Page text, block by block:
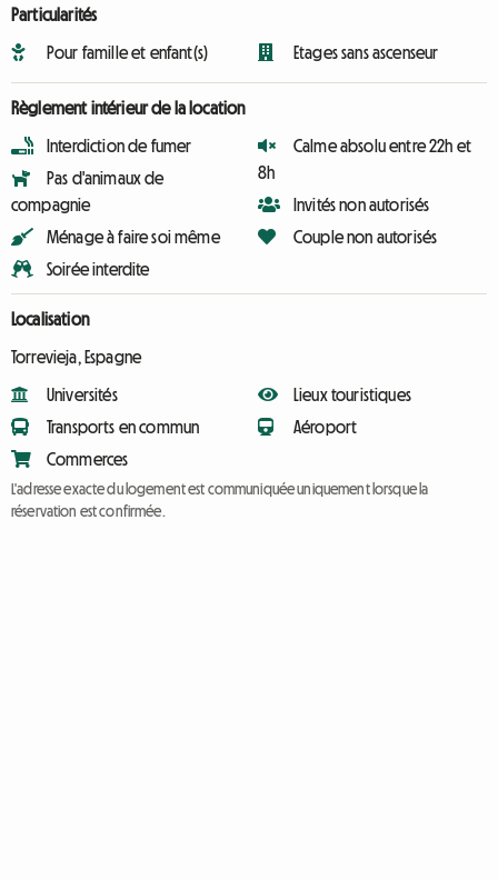
Particularités
Pour famille et enfant(s) Etages sans ascenseur
Règlement intérieur de la location
Interdiction de fumer
Pas d'animaux de
compagnie
Ménage à faire soi même
Soirée interdite
Calme absolu entre 22h et
8h
Invités non autorisés
Couple non autorisés
Localisation
Torrevieja, Espagne
Universités
Transports en commun
Commerces
Lieux touristiques
Aéroport
L'adresse exacte du logement est communiquée uniquement lorsque la
réservation est confirmée.